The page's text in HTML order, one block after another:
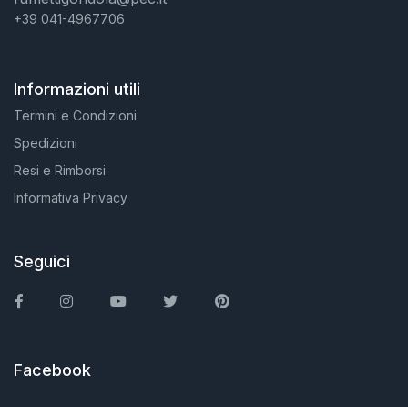
+39 041-4967706
Informazioni utili
Termini e Condizioni
Spedizioni
Resi e Rimborsi
Informativa Privacy
Seguici
FacebookInstagramYou TubeTwitter Pinterest
Facebook